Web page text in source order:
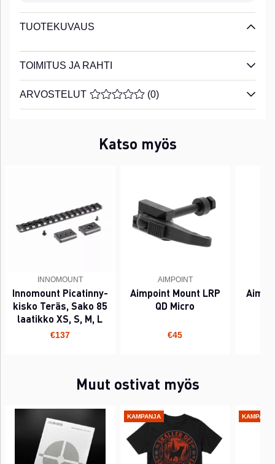
TUOTEKUVAUS
TOIMITUS JA RAHTI
ARVOSTELUT KESKIARVOLUOKITUS 0 / 5
(0)
Katso myös
INNOMOUNT
Innomount Picatinny-
kisko Teräs, Sako 85
laatikko XS, S, M, L
€137
AIMPOINT
Aimpoint Mount LRP
QD Micro
€45
Muut ostivat myös
KAMPANJA